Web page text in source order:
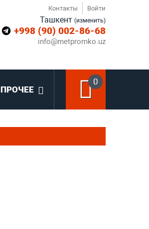
Ташкент (изменить)
+998 (90) 002-86-68
info@metpromko.uz
Контакты Войти
0
ПРОЧЕЕ